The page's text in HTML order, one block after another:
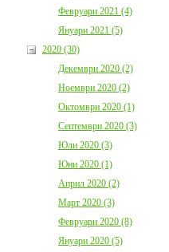
Февруари 2021 (4)
Януари 2021 (5)
2020 (30)
Декември 2020 (2)
Ноември 2020 (2)
Октомври 2020 (1)
Септември 2020 (3)
Юли 2020 (3)
Юни 2020 (1)
Април 2020 (2)
Март 2020 (3)
Февруари 2020 (8)
Януари 2020 (5)